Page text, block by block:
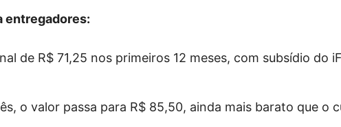
entregadores:
de R$ 71,25 nos primeiros 12 meses, com subsídio do
o valor passa para R$ 85,50, ainda mais barato que o